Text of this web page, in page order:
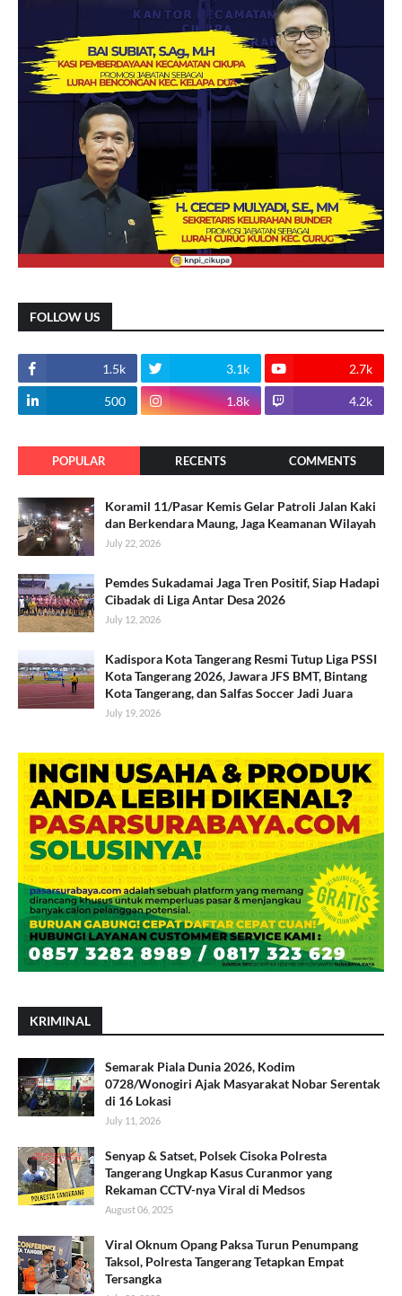
FOLLOW US
1.5k 3.1k 2.7k
500 1.8k 4.2k
POPULAR RECENTS COMMENTS
Koramil 11/Pasar Kemis Gelar Patroli Jalan Kaki
dan Berkendara Maung, Jaga Keamanan Wilayah
July 22, 2026
Pemdes Sukadamai Jaga Tren Positif, Siap Hadapi
Cibadak di Liga Antar Desa 2026
July 12, 2026
Kadispora Kota Tangerang Resmi Tutup Liga PSSI
Kota Tangerang 2026, Jawara JFS BMT, Bintang
Kota Tangerang, dan Salfas Soccer Jadi Juara
July 19, 2026
KRIMINAL
Semarak Piala Dunia 2026, Kodim
0728/Wonogiri Ajak Masyarakat Nobar Serentak
di 16 Lokasi
July 11, 2026
Senyap & Satset, Polsek Cisoka Polresta
Tangerang Ungkap Kasus Curanmor yang
Rekaman CCTV-nya Viral di Medsos
August 06, 2025
Viral Oknum Opang Paksa Turun Penumpang
Taksol, Polresta Tangerang Tetapkan Empat
Tersangka